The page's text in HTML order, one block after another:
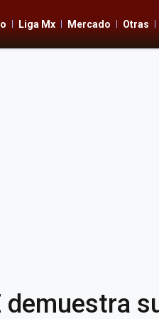
Liga Mx Mercado Otras
demuestra